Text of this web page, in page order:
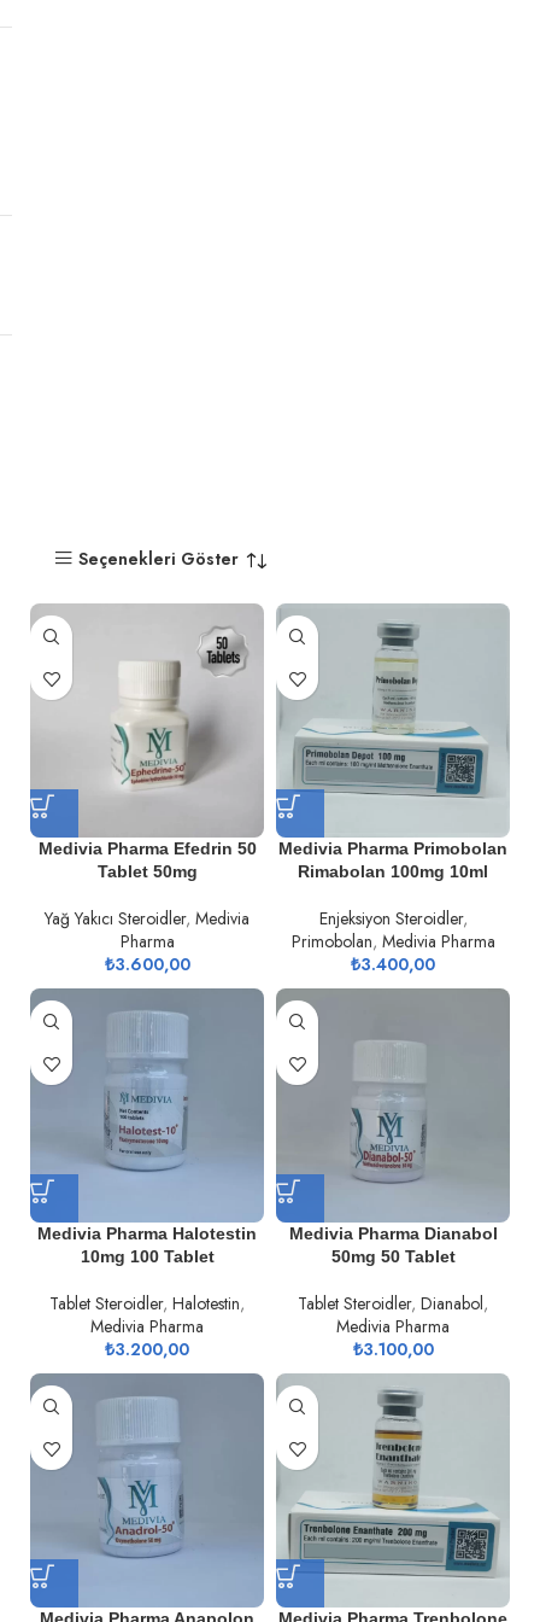
Seçenekleri Göster
Medivia Pharma Efedrin 50
Tablet 50mg
Yağ Yakıcı Steroidler, Medivia
Pharma
₺3.600,00
Medivia Pharma Primobolan
Rimabolan 100mg 10ml
Enjeksiyon Steroidler,
Primobolan, Medivia Pharma
₺3.400,00
Medivia Pharma Halotestin
10mg 100 Tablet
Tablet Steroidler, Halotestin,
Medivia Pharma
₺3.200,00
Medivia Pharma Dianabol
50mg 50 Tablet
Tablet Steroidler, Dianabol,
Medivia Pharma
₺3.100,00